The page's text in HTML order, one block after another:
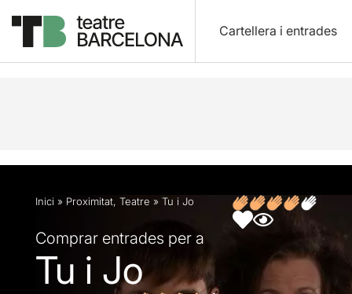
Cartellera i entrades
Descripció Fitxa artística Articles
Inici » Proximitat, Teatre » Tu i Jo
Comprar entrades per a
Tu i Jo